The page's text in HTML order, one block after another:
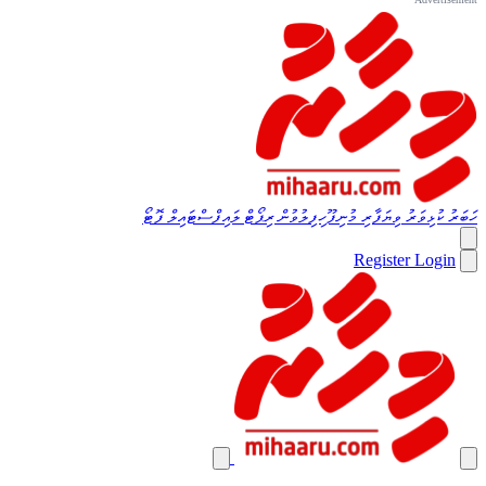
ހަބަރުކުޅިވަރު ވިޔަފާރި މުނިފޫހިފިލުވުންރިޕޯޓް ލައިފްސްޓައިލް ފޮޓޯ
RegisterLogin